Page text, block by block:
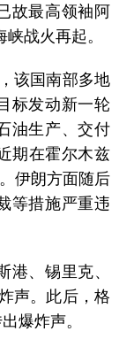
故最高领袖阿
战火再起。
该国南部多地
标发动新一轮
油生产、交付
期在霍尔木兹
伊朗方面随后
等措施严重违
港、锡里克、
声。此后，格
爆炸声。